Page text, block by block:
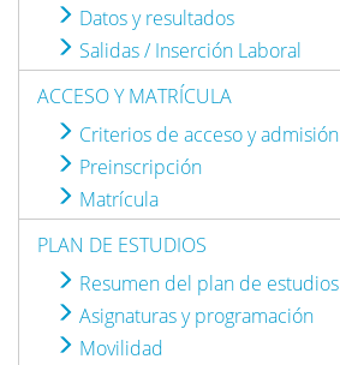
Datos y resultados
Salidas / Inserción Laboral
ACCESO Y MATRÍCULA
Criterios de acceso y admisión
Preinscripción
Matrícula
PLAN DE ESTUDIOS
Resumen del plan de estudios
Asignaturas y programación
Movilidad